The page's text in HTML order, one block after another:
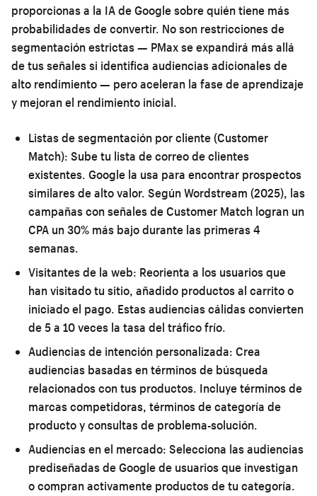
proporcionas a la IA de Google sobre quién tiene más
probabilidades de convertir. No son restricciones de
segmentación estrictas — PMax se expandirá más allá
de tus señales si identifica audiencias adicionales de
alto rendimiento — pero aceleran la fase de aprendizaje
y mejoran el rendimiento inicial.
Listas de segmentación por cliente (Customer
Match): Sube tu lista de correo de clientes
existentes. Google la usa para encontrar prospectos
similares de alto valor. Según Wordstream (2025), las
campañas con señales de Customer Match logran un
CPA un 30% más bajo durante las primeras 4
semanas.
Visitantes de la web: Reorienta a los usuarios que
han visitado tu sitio, añadido productos al carrito o
iniciado el pago. Estas audiencias cálidas convierten
de 5 a 10 veces la tasa del tráfico frío.
Audiencias de intención personalizada: Crea
audiencias basadas en términos de búsqueda
relacionados con tus productos. Incluye términos de
marcas competidoras, términos de categoría de
producto y consultas de problema-solución.
Audiencias en el mercado: Selecciona las audiencias
prediseñadas de Google de usuarios que investigan
o compran activamente productos de tu categoría.